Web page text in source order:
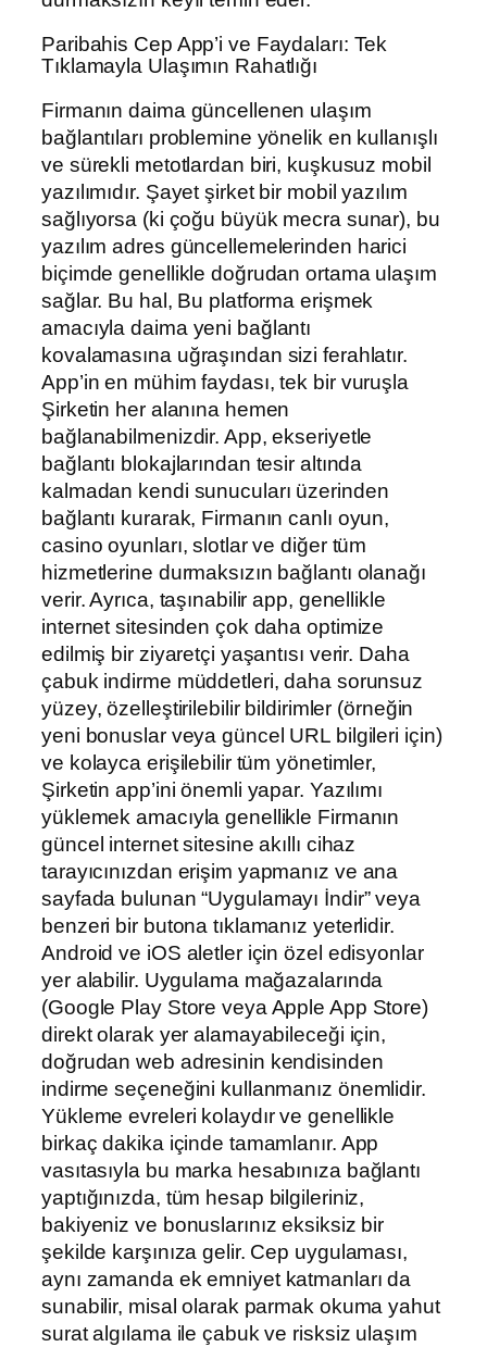
Paribahis Cep App’i ve Faydaları: Tek
Tıklamayla Ulaşımın Rahatlığı
Firmanın daima güncellenen ulaşım
bağlantıları problemine yönelik en kullanışlı
ve sürekli metotlardan biri, kuşkusuz mobil
yazılımıdır. Şayet şirket bir mobil yazılım
sağlıyorsa (ki çoğu büyük mecra sunar), bu
yazılım adres güncellemelerinden harici
biçimde genellikle doğrudan ortama ulaşım
sağlar. Bu hal, Bu platforma erişmek
amacıyla daima yeni bağlantı
kovalamasına uğraşından sizi ferahlatır.
App’in en mühim faydası, tek bir vuruşla
Şirketin her alanına hemen
bağlanabilmenizdir. App, ekseriyetle
bağlantı blokajlarından tesir altında
kalmadan kendi sunucuları üzerinden
bağlantı kurarak, Firmanın canlı oyun,
casino oyunları, slotlar ve diğer tüm
hizmetlerine durmaksızın bağlantı olanağı
verir. Ayrıca, taşınabilir app, genellikle
internet sitesinden çok daha optimize
edilmiş bir ziyaretçi yaşantısı verir. Daha
çabuk indirme müddetleri, daha sorunsuz
yüzey, özelleştirilebilir bildirimler (örneğin
yeni bonuslar veya güncel URL bilgileri için)
ve kolayca erişilebilir tüm yönetimler,
Şirketin app’ini önemli yapar. Yazılımı
yüklemek amacıyla genellikle Firmanın
güncel internet sitesine akıllı cihaz
tarayıcınızdan erişim yapmanız ve ana
sayfada bulunan “Uygulamayı İndir” veya
benzeri bir butona tıklamanız yeterlidir.
Android ve iOS aletler için özel edisyonlar
yer alabilir. Uygulama mağazalarında
(Google Play Store veya Apple App Store)
direkt olarak yer alamayabileceği için,
doğrudan web adresinin kendisinden
indirme seçeneğini kullanmanız önemlidir.
Yükleme evreleri kolaydır ve genellikle
birkaç dakika içinde tamamlanır. App
vasıtasıyla bu marka hesabınıza bağlantı
yaptığınızda, tüm hesap bilgileriniz,
bakiyeniz ve bonuslarınız eksiksiz bir
şekilde karşınıza gelir. Cep uygulaması,
aynı zamanda ek emniyet katmanları da
sunabilir, misal olarak parmak okuma yahut
surat algılama ile çabuk ve risksiz ulaşım